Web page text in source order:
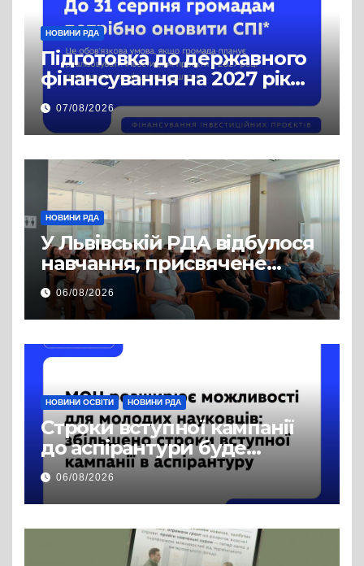
НОВИНИ РДА
Підготовка до державного
фінансування на 2027 рік
уже триває
07/08/2026
НОВИНИ РДА
У Львівській РДА відбулося
навчання, присвячене
аспектам забезпечення
права на доступ до
публічної інформації
06/08/2026
НОВИНИ ОСВІТИ НОВИНИ РДА
Строки вступної кампанії
до аспірантури буде
продовжено
06/08/2026